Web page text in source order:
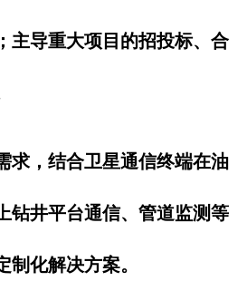
主导重大项目的招投标、合
求，结合卫星通信终端在油
钻井平台通信、管道监测等
制化解决方案。